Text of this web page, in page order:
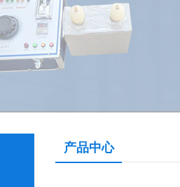
产品中心